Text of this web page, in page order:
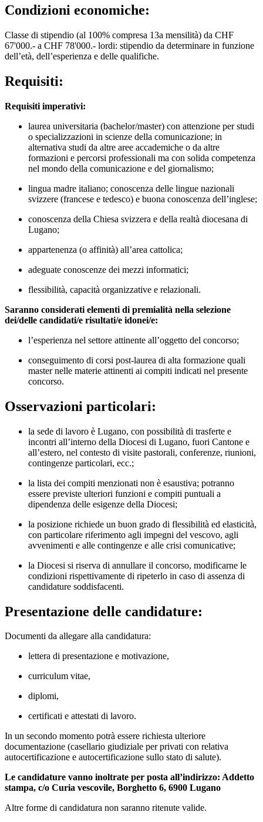
Condizioni economiche:
Classe di stipendio (al 100% compresa 13a mensilità) da CHF
67'000.- a CHF 78'000.- lordi: stipendio da determinare in funzione
dell’età, dell’esperienza e delle qualifiche.
Requisiti:
Requisiti imperativi:
laurea universitaria (bachelor/master) con attenzione per studi
o specializzazioni in scienze della comunicazione; in
alternativa studi da altre aree accademiche o da altre
formazioni e percorsi professionali ma con solida competenza
nel mondo della comunicazione e del giornalismo;
lingua madre italiano; conoscenza delle lingue nazionali
svizzere (francese e tedesco) e buona conoscenza dell’inglese;
conoscenza della Chiesa svizzera e della realtà diocesana di
Lugano;
appartenenza (o affinità) all’area cattolica;
adeguate conoscenze dei mezzi informatici;
flessibilità, capacità organizzative e relazionali.
Saranno considerati elementi di premialità nella selezione
dei/delle candidati/e risultati/e idonei/e:
l’esperienza nel settore attinente all’oggetto del concorso;
conseguimento di corsi post-laurea di alta formazione quali
master nelle materie attinenti ai compiti indicati nel presente
concorso.
Osservazioni particolari:
la sede di lavoro è Lugano, con possibilità di trasferte e
incontri all’interno della Diocesi di Lugano, fuori Cantone e
all’estero, nel contesto di visite pastorali, conferenze, riunioni,
contingenze particolari, ecc.;
la lista dei compiti menzionati non è esaustiva; potranno
essere previste ulteriori funzioni e compiti puntuali a
dipendenza delle esigenze della Diocesi;
la posizione richiede un buon grado di flessibilità ed elasticità,
con particolare riferimento agli impegni del vescovo, agli
avvenimenti e alle contingenze e alle crisi comunicative;
la Diocesi si riserva di annullare il concorso, modificarne le
condizioni rispettivamente di ripeterlo in caso di assenza di
candidature soddisfacenti.
Presentazione delle candidature:
Documenti da allegare alla candidatura:
lettera di presentazione e motivazione,
curriculum vitae,
diplomi,
certificati e attestati di lavoro.
In un secondo momento potrà essere richiesta ulteriore
documentazione (casellario giudiziale per privati con relativa
autocertificazione e autocertificazione sullo stato di salute).
Le candidature vanno inoltrate per posta all’indirizzo: Addetto
stampa, c/o Curia vescovile, Borghetto 6, 6900 Lugano
Altre forme di candidatura non saranno ritenute valide.